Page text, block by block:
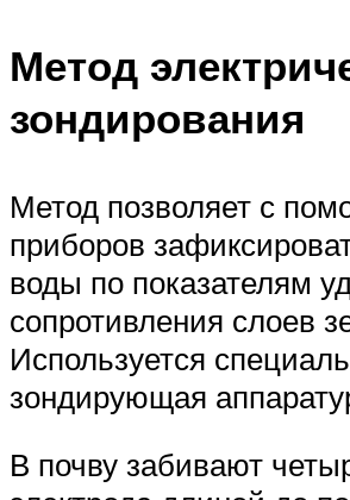
Метод
зондирования
Метод позволяет с
приборов
воды по показателям
сопротивления слоев
Используется
зондирующая
В почву забивают